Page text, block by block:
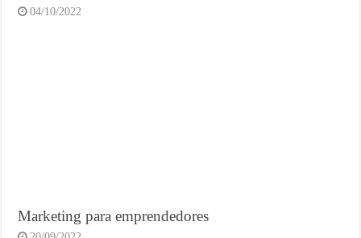
04/10/2022
Marketing para emprendedores